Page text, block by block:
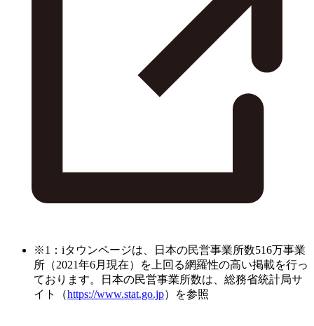
※1：iタウンページは、日本の民営事業所数516万事業
所（2021年6月現在）を上回る網羅性の高い掲載を行っ
ております。日本の民営事業所数は、総務省統計局サ
イト（https://www.stat.go.jp）を参照